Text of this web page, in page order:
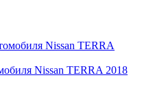
Nissan TERRA 2018